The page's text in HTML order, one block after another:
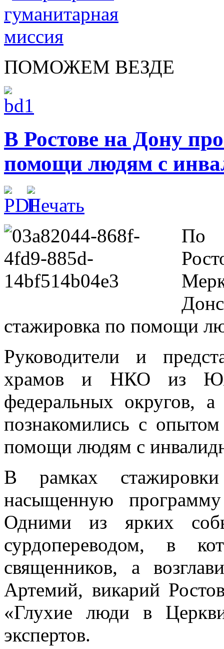
ПОМОЖЕМ ВЕЗДЕ
В Ростове на Дону
помощи людям с
По
стажировка по помощи
Руководители и
храмов и НКО из
федеральных округов,
познакомились с
помощи людям с
В рамках
насыщенную
Одними из ярких
сурдопереводом, в
священников, а
Артемий, викарий
«Глухие люди в
экспертов.